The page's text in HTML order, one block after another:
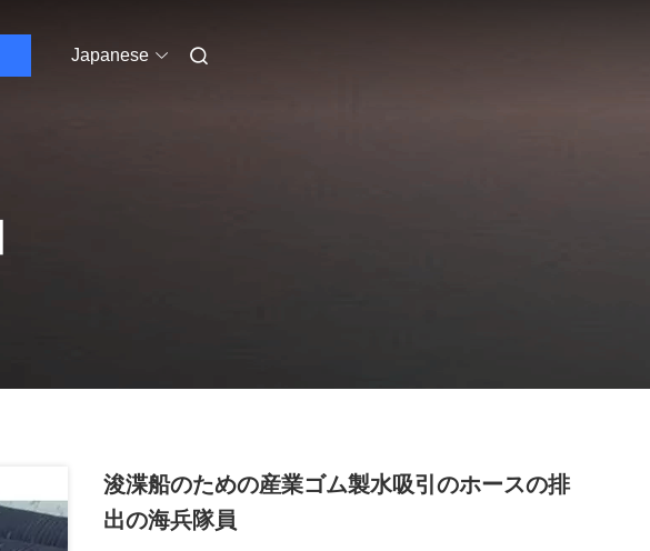
Japanese
浚渫船のための産業ゴム製水吸引のホースの排
出の海兵隊員